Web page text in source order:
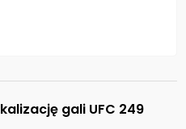
gali UFC 249